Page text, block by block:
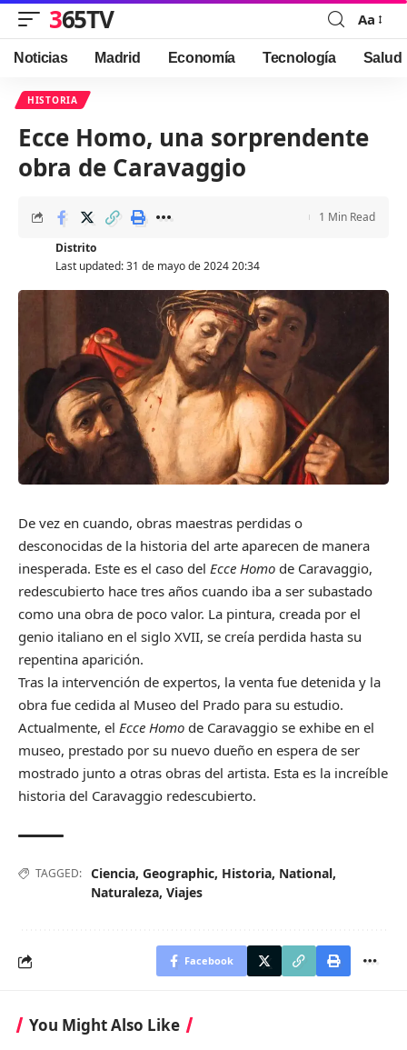
365TV
Font
Resizer
Aa
Noticias Madrid Economía Tecnología Salud
HISTORIA
Ecce Homo, una sorprendente
obra de Caravaggio
Last updated: 31 de mayo de 2024 20:34
Distrito
1 Min Read
De vez en cuando, obras maestras perdidas o
desconocidas de la historia del arte aparecen de manera
inesperada. Este es el caso del Ecce Homo de Caravaggio,
redescubierto hace tres años cuando iba a ser subastado
como una obra de poco valor. La pintura, creada por el
genio italiano en el siglo XVII, se creía perdida hasta su
repentina aparición.
Tras la intervención de expertos, la venta fue detenida y la
obra fue cedida al Museo del Prado para su estudio.
Actualmente, el Ecce Homo de Caravaggio se exhibe en el
museo, prestado por su nuevo dueño en espera de ser
mostrado junto a otras obras del artista. Esta es la increíble
historia del Caravaggio redescubierto.
TAGGED: Ciencia, Geographic, Historia, National,
Naturaleza, Viajes
Facebook
You Might Also Like